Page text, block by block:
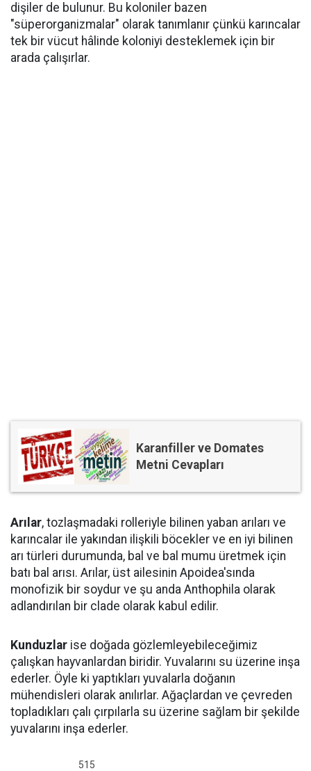
dişiler de bulunur. Bu koloniler bazen
"süperorganizmalar" olarak tanımlanır çünkü karıncalar
tek bir vücut hâlinde koloniyi desteklemek için bir
arada çalışırlar.
Karanfiller ve Domates
Metni Cevapları
Arılar, tozlaşmadaki rolleriyle bilinen yaban arıları ve
karıncalar ile yakından ilişkili böcekler ve en iyi bilinen
arı türleri durumunda, bal ve bal mumu üretmek için
batı bal arısı. Arılar, üst ailesinin Apoidea'sında
monofizik bir soydur ve şu anda Anthophila olarak
adlandırılan bir clade olarak kabul edilir.
Kunduzlar ise doğada gözlemleyebileceğimiz
çalışkan hayvanlardan biridir. Yuvalarını su üzerine inşa
ederler. Öyle ki yaptıkları yuvalarla doğanın
mühendisleri olarak anılırlar. Ağaçlardan ve çevreden
topladıkları çalı çırpılarla su üzerine sağlam bir şekilde
yuvalarını inşa ederler.
515